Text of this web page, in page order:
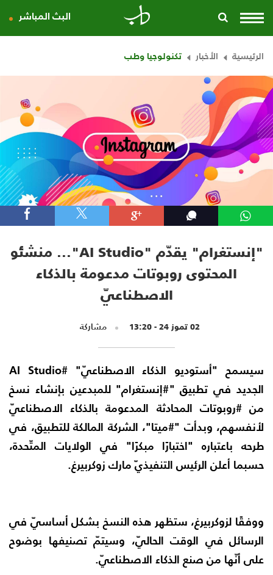
البث المباشر
الرئيسية الأخبار تكنولوجيا وطب
"إنستغرام" يقدّم "AI Studio"... منشئو
المحتوى روبوتات مدعومة بالذكاء
الاصطناعيّ
02 تموز 24 - 13:20 مشاركة
سيسمح "أستوديو الذكاء الاصطناعيّ" #AI Studio
الجديد في تطبيق "#إنستغرام" للمبدعين بإنشاء نسخ
من #روبوتات المحادثة المدعومة بالذكاء الاصطناعيّ
لأنفسهم، وبدأت "#ميتا"، الشركة المالكة للتطبيق، في
طرحه باعتباره "اختبارًا مبكرًا" في الولايات المتّحدة،
حسبما أعلن الرئيس التنفيذيّ مارك زوكربيرغ.
ووفقًا لزوكربيرغ، ستظهر هذه النسخ بشكل أساسيّ في
الرسائل في الوقت الحاليّ، وسيتمّ تصنيفها بوضوح
على أنّها من صنع الذكاء الاصطناعيّ.